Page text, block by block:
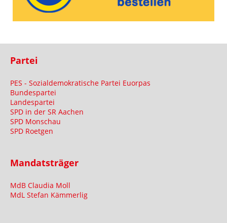
Partei
PES - Sozialdemokratische Partei Euorpas
Bundespartei
Landespartei
SPD in der SR Aachen
SPD Monschau
SPD Roetgen
Mandatsträger
MdB Claudia Moll
MdL Stefan Kämmerlig